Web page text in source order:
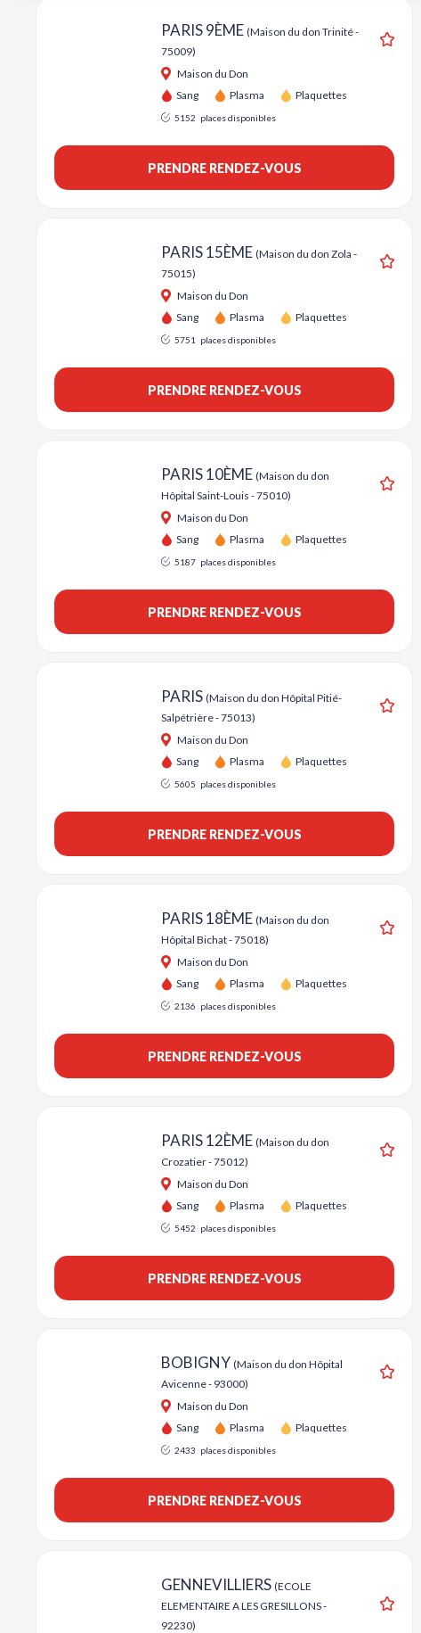
PARIS 9ÈME (Maison du don Trinité -
75009)
Maison du Don
Sang
Plasma Plaquettes
5152 places disponibles
PRENDRE RENDEZ-VOUS
PARIS 15ÈME (Maison du don Zola -
75015)
Maison du Don
Sang
Plasma Plaquettes
5751 places disponibles
PRENDRE RENDEZ-VOUS
PARIS 10ÈME (Maison du don
Hôpital Saint-Louis - 75010)
Maison du Don
Sang
Plasma Plaquettes
5187 places disponibles
PRENDRE RENDEZ-VOUS
PARIS (Maison du don Hôpital Pitié-
Salpétrière - 75013)
Maison du Don
Sang
Plasma Plaquettes
5605 places disponibles
PRENDRE RENDEZ-VOUS
PARIS 18ÈME (Maison du don
Hôpital Bichat - 75018)
Maison du Don
Sang
Plasma Plaquettes
2136 places disponibles
PRENDRE RENDEZ-VOUS
PARIS 12ÈME (Maison du don
Crozatier - 75012)
Maison du Don
Sang
Plasma Plaquettes
5452 places disponibles
PRENDRE RENDEZ-VOUS
BOBIGNY (Maison du don Hôpital
Avicenne - 93000)
Maison du Don
Sang
Plasma Plaquettes
2433 places disponibles
PRENDRE RENDEZ-VOUS
GENNEVILLIERS (ECOLE
ELEMENTAIRE A LES GRESILLONS -
92230)